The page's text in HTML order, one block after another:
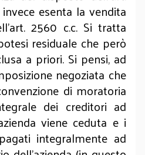
esenta la vendita
2560 c.c. Si tratta
residuale che però
a priori. Si pensi, ad
negoziata che
di moratoria
dei creditori ad
viene ceduta e i
integralmente ad